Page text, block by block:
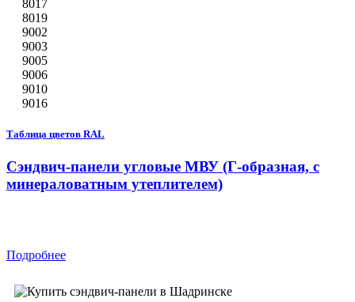
8017
8019
9002
9003
9005
9006
9010
9016
Таблица цветов RAL
Сэндвич-панели угловые МВУ (Г-образная, с
минераловатным утеплителем)
Подробнее